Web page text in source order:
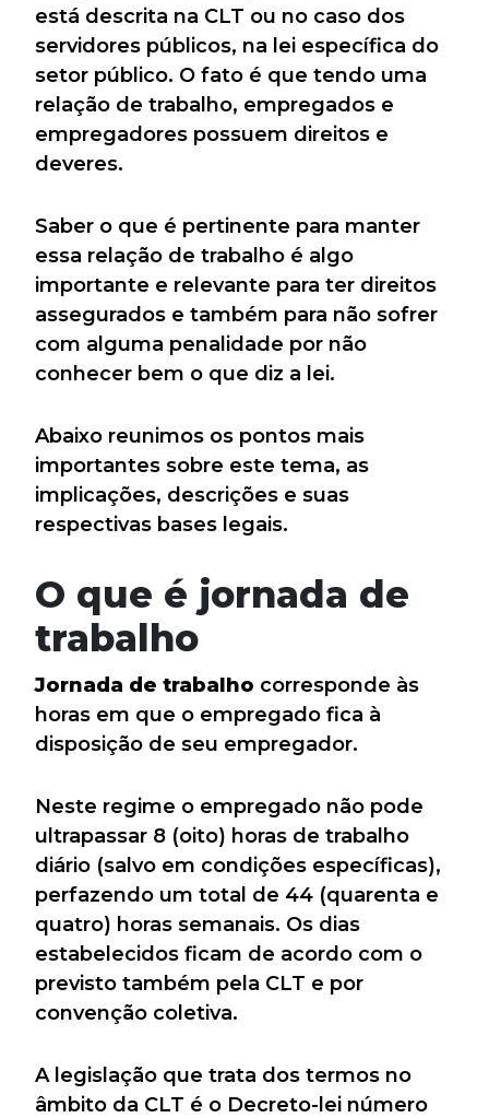
está descrita na CLT ou no caso dos
servidores públicos, na lei específica do
setor público. O fato é que tendo uma
relação de trabalho, empregados e
empregadores possuem direitos e
deveres.
Saber o que é pertinente para manter
essa relação de trabalho é algo
importante e relevante para ter direitos
assegurados e também para não sofrer
com alguma penalidade por não
conhecer bem o que diz a lei.
Abaixo reunimos os pontos mais
importantes sobre este tema, as
implicações, descrições e suas
respectivas bases legais.
O que é jornada de
trabalho
Jornada de trabalho corresponde às
horas em que o empregado fica à
disposição de seu empregador.
Neste regime o empregado não pode
ultrapassar 8 (oito) horas de trabalho
diário (salvo em condições específicas),
perfazendo um total de 44 (quarenta e
quatro) horas semanais. Os dias
estabelecidos ficam de acordo com o
previsto também pela CLT e por
convenção coletiva.
A legislação que trata dos termos no
âmbito da CLT é o Decreto-lei número